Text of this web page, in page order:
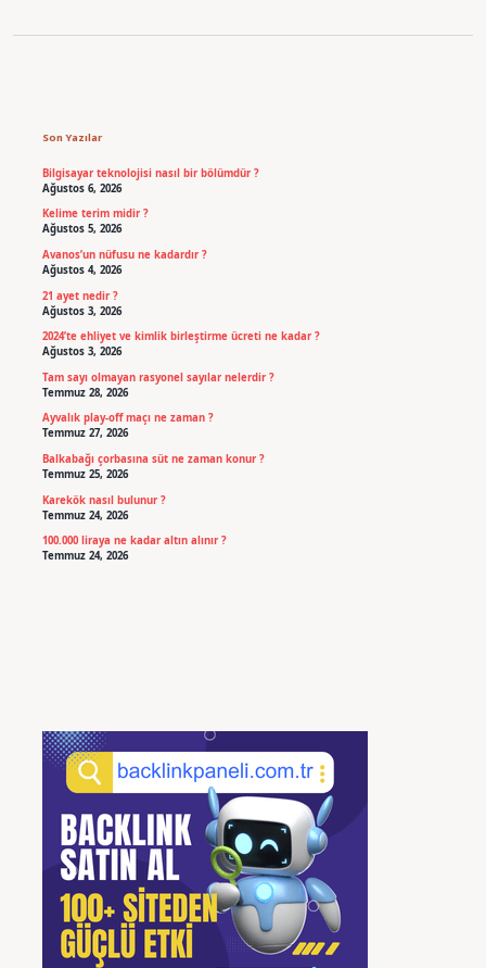
Son Yazılar
Bilgisayar teknolojisi nasıl bir bölümdür ?
Ağustos 6, 2026
Kelime terim midir ?
Ağustos 5, 2026
Avanos’un nüfusu ne kadardır ?
Ağustos 4, 2026
21 ayet nedir ?
Ağustos 3, 2026
2024’te ehliyet ve kimlik birleştirme ücreti ne kadar ?
Ağustos 3, 2026
Tam sayı olmayan rasyonel sayılar nelerdir ?
Temmuz 28, 2026
Ayvalık play-off maçı ne zaman ?
Temmuz 27, 2026
Balkabağı çorbasına süt ne zaman konur ?
Temmuz 25, 2026
Karekök nasıl bulunur ?
Temmuz 24, 2026
100.000 liraya ne kadar altın alınır ?
Temmuz 24, 2026